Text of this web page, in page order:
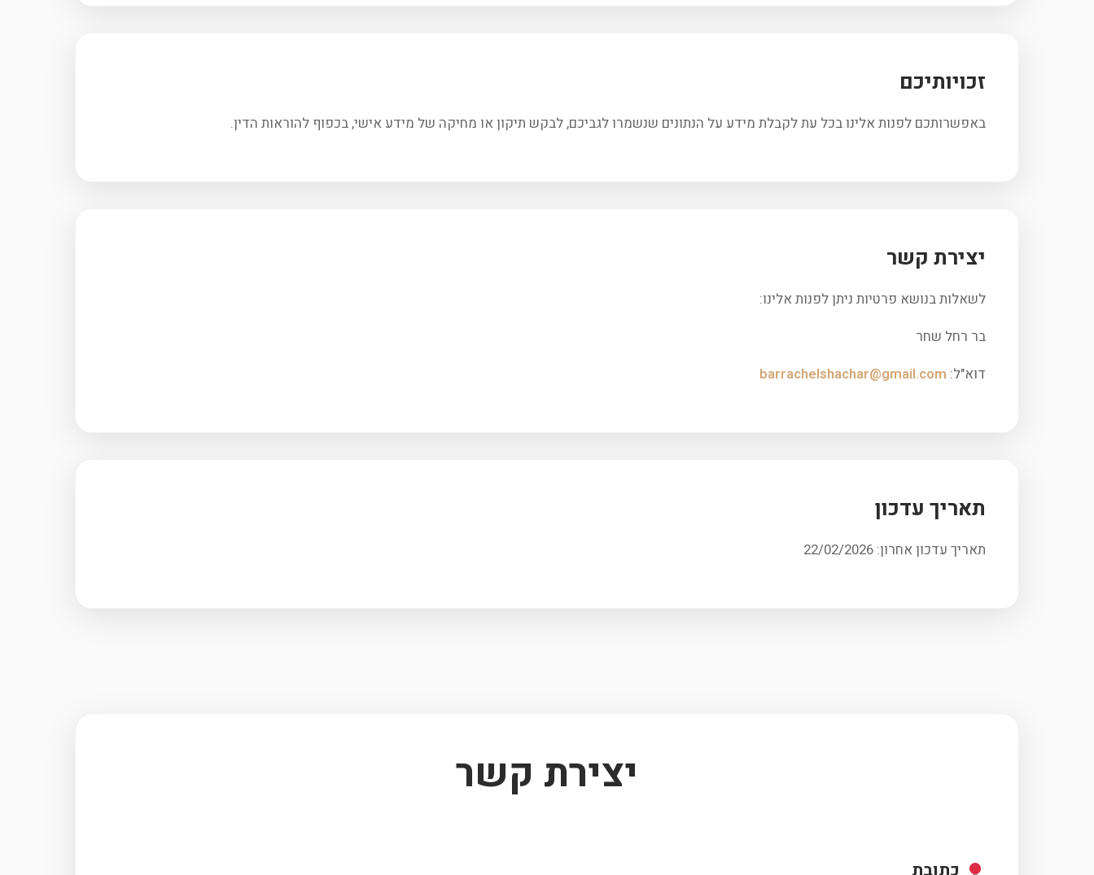
זכויותיכם
באפשרותכם לפנות אלינו בכל עת לקבלת מידע על הנתונים שנשמרו לגביכם, לבקש תיקון או מחיקה של מידע אישי, בכפוף להוראות הדין.
יצירת קשר
לשאלות בנושא פרטיות ניתן לפנות אלינו:
בר רחל שחר
דוא"ל: barrachelshachar@gmail.com
תאריך עדכון
תאריך עדכון אחרון: 22/02/2026
יצירת קשר